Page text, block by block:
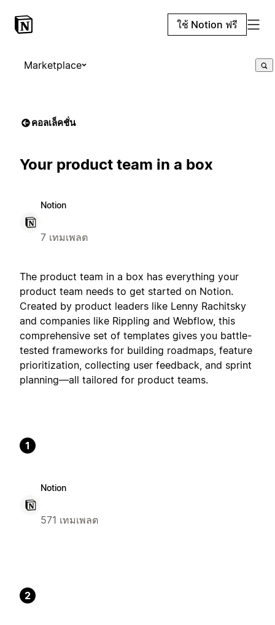
ใช้ Notion ฟรี
Marketplace
คอลเล็คชั่น
Your product team in a box
Notion
7 เทมเพลต
The product team in a box has everything your
product team needs to get started on Notion.
Created by product leaders like Lenny Rachitsky
and companies like Rippling and Webflow, this
comprehensive set of templates gives you battle-
tested frameworks for building roadmaps, feature
prioritization, collecting user feedback, and sprint
planning—all tailored for product teams.
1
Notion
571 เทมเพลต
2